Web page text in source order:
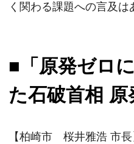
く関わる課題への言及は
■「原発ゼロ
た石破首相
【柏崎市 桜井雅浩 市長